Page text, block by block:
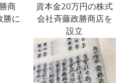
商
勝に
資本金20万円の株式
会社斉藤政勝商店を
設立